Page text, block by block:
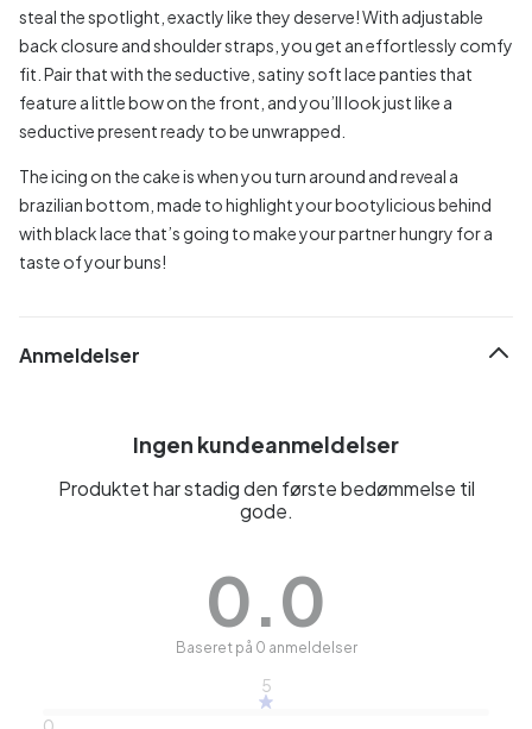
steal the spotlight, exactly like they deserve! With adjustable
back closure and shoulder straps, you get an effortlessly comfy
fit. Pair that with the seductive, satiny soft lace panties that
feature a little bow on the front, and you’ll look just like a
seductive present ready to be unwrapped.
The icing on the cake is when you turn around and reveal a
brazilian bottom, made to highlight your bootylicious behind
with black lace that’s going to make your partner hungry for a
taste of your buns!
Anmeldelser
Ingen kundeanmeldelser
Produktet har stadig den første bedømmelse til
gode.
0.0
Baseret på 0 anmeldelser
5